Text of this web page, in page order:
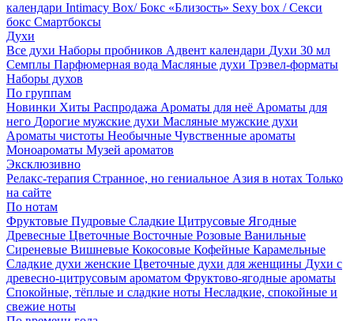
календари Intimacy Box/ Бокс «Близость» Sexy box / Секси
бокс Смартбоксы
Духи
Все духи Наборы пробников Адвент календари Духи 30 мл
Семплы Парфюмерная вода Масляные духи Трэвел-форматы
Наборы духов
По группам
Новинки Хиты Распродажа Ароматы для неё Ароматы для
него Дорогие мужские духи Масляные мужские духи
Ароматы чистоты Необычные Чувственные ароматы
Моноароматы Музей ароматов
Эксклюзивно
Релакс-терапия Странное, но гениальное Азия в нотах Только
на сайте
По нотам
Фруктовые Пудровые Сладкие Цитрусовые Ягодные
Древесные Цветочные Восточные Розовые Ванильные
Сиреневые Вишневые Кокосовые Кофейные Карамельные
Сладкие духи женские Цветочные духи для женщины Духи с
древесно-цитрусовым ароматом Фруктово-ягодные ароматы
Спокойные, тёплые и сладкие ноты Несладкие, спокойные и
свежие ноты